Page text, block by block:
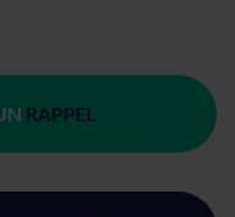
RAPPEL